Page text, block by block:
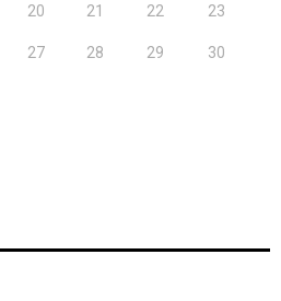
20 21 22 23
27 28 29 30